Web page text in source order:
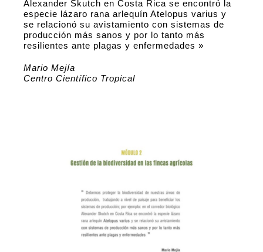
Alexander Skutch en Costa Rica se encontró la
especie lázaro rana arlequín Atelopus varius y
se relacionó su avistamiento con sistemas de
producción más sanos y por lo tanto más
resilientes ante plagas y enfermedades »
Mario Mejía
Centro Científico Tropical